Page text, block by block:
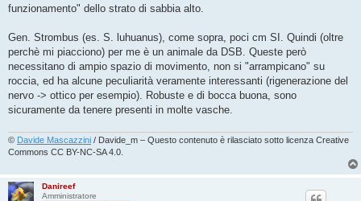
funzionamento" dello strato di sabbia alto.
Gen. Strombus (es. S. luhuanus), come sopra, poci cm SI. Quindi (oltre
perchè mi piacciono) per me è un animale da DSB. Queste però
necessitano di ampio spazio di movimento, non si "arrampicano" su
roccia, ed ha alcune peculiarità veramente interessanti (rigenerazione del
nervo -> ottico per esempio). Robuste e di bocca buona, sono
sicuramente da tenere presenti in molte vasche.
© Davide Mascazzini / Davide_m – Questo contenuto è rilasciato sotto licenza Creative
Commons CC BY-NC-SA 4.0.
Danireef
Amministratore